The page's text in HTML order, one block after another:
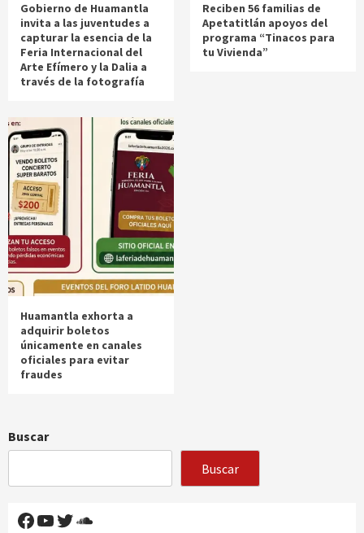
Gobierno de Huamantla
invita a las juventudes a
capturar la esencia de la
Feria Internacional del
Arte Efímero y la Dalia a
través de la fotografía
Reciben 56 familias de
Apetatitlán apoyos del
programa “Tinacos para
tu Vivienda”
Huamantla exhorta a
adquirir boletos
únicamente en canales
oficiales para evitar
fraudes
Buscar
Buscar
Facebook
YouTube
Twitter
SoundCloud